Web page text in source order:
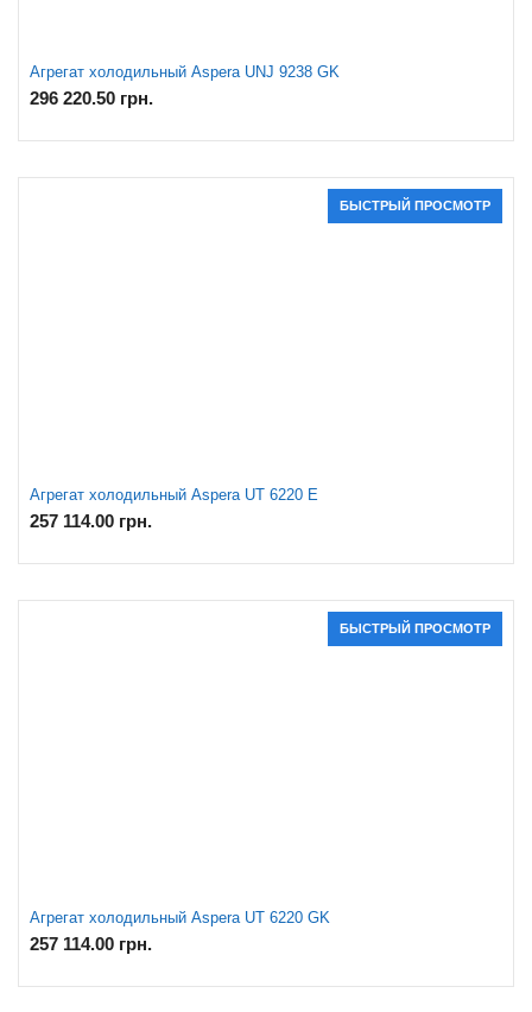
Агрегат холодильный Aspera UNJ 9238 GK
296 220.50 грн.
БЫСТРЫЙ ПРОСМОТР
Агрегат холодильный Aspera UT 6220 E
257 114.00 грн.
БЫСТРЫЙ ПРОСМОТР
Агрегат холодильный Aspera UT 6220 GK
257 114.00 грн.